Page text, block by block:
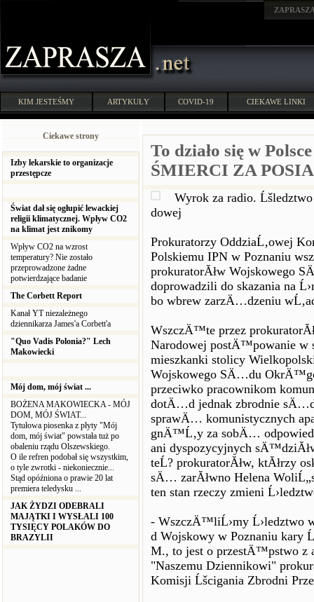
KIM JESTEŚMY ARTYKUŁY COVID-19 CIEKAWE LINKI
Ciekawe strony
Izby lekarskie to organizacje
przestępcze
Świat dał się ogłupić lewackiej
religii klimatycznej. Wpływ CO2
na klimat jest znikomy
Wpływ CO2 na wzrost
temperatury? Nie zostało
przeprowadzone żadne
potwierdzające badanie
The Corbett Report
Kanał YT niezależnego
dziennikarza James'a Corbett'a
"Quo Vadis Polonia?" Lech
Makowiecki
Mój dom, mój świat ...
BOŻENA MAKOWIECKA - MÓJ
DOM, MÓJ ŚWIAT...
Tytułowa piosenka z płyty "Mój
dom, mój świat" powstała tuż po
obaleniu rządu Olszewskiego.
O ile refren podobał się wszystkim,
o tyle zwrotki - niekoniecznie...
Stąd opóźniona o prawie 20 lat
premiera teledysku ...
JAK ŻYDZI ODEBRALI
MAJĄTKI I WYSŁALI 100
TYSIĘCY POLAKÓW DO
BRAZYLII
To działo się w
ŚMIERCI ZA
Wyrok za radio.
dowej
Prokuratorzy OddziaĹ‚owej
Polskiemu IPN w Poznaniu
prokuratorĂłw Wojskowego
doprowadzili do skazania na
bo wbrew zarzÄ…dzeniu
WszczÄ™te przez
Narodowej postÄ™powanie w
mieszkanki stolicy
Wojskowego SÄ…du
przeciwko pracownikom
dotÄ…d jednak zbrodnie
sprawÄ… komunistycznych
gnÄ™Ĺ‚y za sobÄ…
ani dyspozycyjnych
teĹ? prokuratorĂłw, ktĂłrzy
sÄ… zarĂłwno Helena
ten stan rzeczy zmieni
- WszczÄ™liĹ›my Ĺ›ledztwo
d Wojskowy w Poznaniu kary
M., to jest o przestÄ™pstwo z
"Naszemu Dziennikowi"
Komisji Ĺšcigania Zbrodni